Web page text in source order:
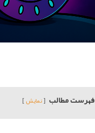
فهرست مطالب نمایش